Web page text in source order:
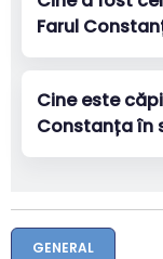
Farul
Cine este
Constanța în
GENERAL